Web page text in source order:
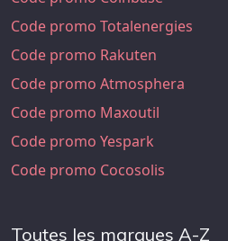
Code promo Totalenergies
Code promo Rakuten
Code promo Atmosphera
Code promo Maxoutil
Code promo Yespark
Code promo Cocosolis
Toutes les marques A-Z